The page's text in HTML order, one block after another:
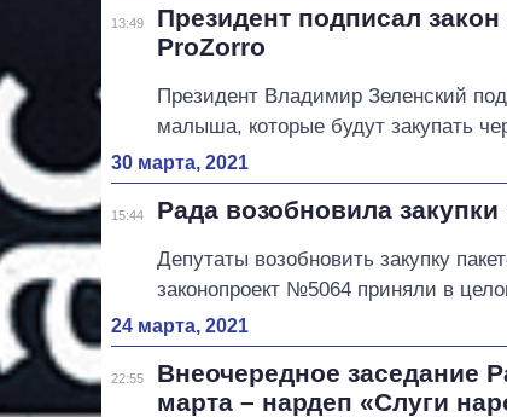
13:49
Президент подписал
ProZorro
Президент Владимир Зеленский
малыша, которые будут закупать
30 марта, 2021
15:44 Рада возобновила
Депутаты возобновить закупку
законопроект №5064 приняли в
24 марта, 2021
22:55
Внеочередное заседание
марта – нардеп «Слуги